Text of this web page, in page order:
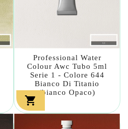
Professional Water
Colour Awc Tubo 5ml
Serie 1 - Colore 644
Bianco Di Titanio
(bianco Opaco)
